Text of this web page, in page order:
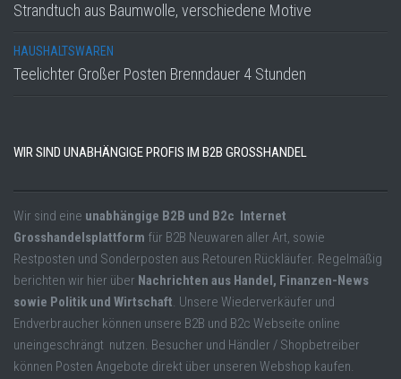
Strandtuch aus Baumwolle, verschiedene Motive
HAUSHALTSWAREN
Teelichter Großer Posten Brenndauer 4 Stunden
WIR SIND UNABHÄNGIGE PROFIS IM B2B GROSSHANDEL
Wir sind eine unabhängige B2B und B2c Internet
Grosshandelsplattform für B2B Neuwaren aller Art, sowie
Restposten und Sonderposten aus Retouren Rückläufer. Regelmäßig
berichten wir hier über Nachrichten aus Handel, Finanzen-News
sowie Politik und Wirtschaft. Unsere Wiederverkäufer und
Endverbraucher können unsere B2B und B2c Webseite online
uneingeschrängt nutzen. Besucher und Händler / Shopbetreiber
können Posten Angebote direkt über unseren Webshop kaufen.